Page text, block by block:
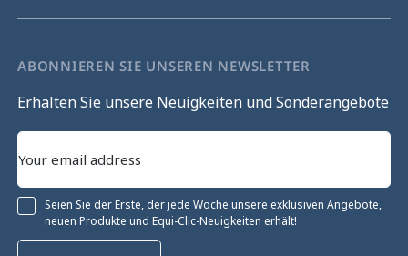
ABONNIEREN SIE UNSEREN NEWSLETTER
Erhalten Sie unsere Neuigkeiten und Sonderangebote
Seien Sie der Erste, der jede Woche unsere exklusiven Angebote,
neuen Produkte und Equi-Clic-Neuigkeiten erhält!